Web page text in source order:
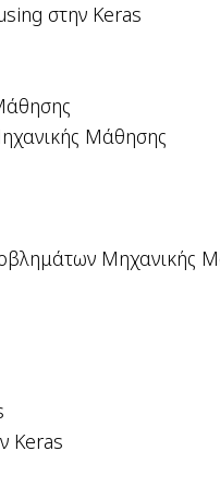
στην Keras
Μάθησης
Μηχανικής
Keras